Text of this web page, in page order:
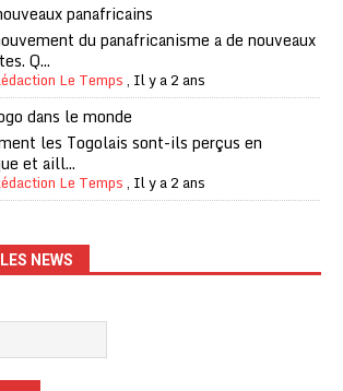
panafricains
du panafricanisme a de nouveaux
Q...
Le Temps, Il y a 2 ans
dans le monde
les Togolais sont-ils perçus en
et aill...
Le Temps, Il y a 2 ans
NEWS